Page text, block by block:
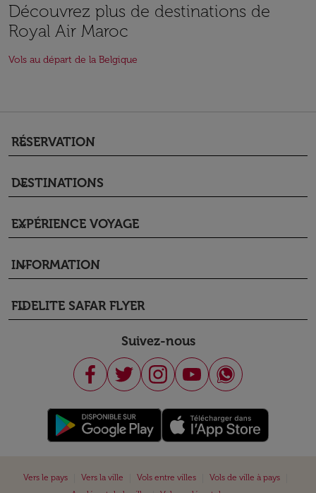
Découvrez plus de destinations de
Royal Air Maroc
Vols au départ de la Belgique
RÉSERVATION
keyboard_arrow_down
DESTINATIONS
keyboard_arrow_down
EXPÉRIENCE VOYAGE
keyboard_arrow_down
INFORMATION
keyboard_arrow_down
FIDELITE SAFAR FLYER
keyboard_arrow_down
Suivez-nous
Vers le pays Vers la ville Vols entre villes Vols de ville à pays